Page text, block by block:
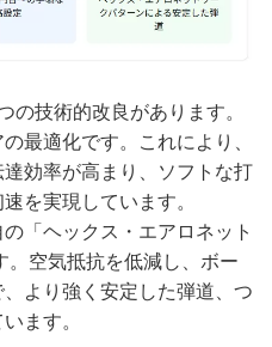
の技術的改良があります。
最適化です。これにより、
効率が高まり、ソフトな打
を実現しています。
「ヘックス・エアロネット
。空気抵抗を低減し、ボー
より強く安定した弾道、つ
ます。